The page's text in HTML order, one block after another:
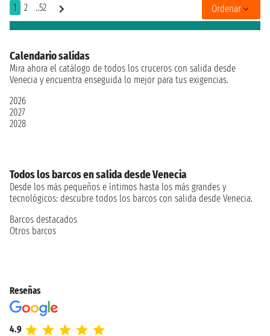
1 2 ..52 Ordenar
Calendario salidas
Mira ahora el catálogo de todos los cruceros con salida desde
Venecia y encuentra enseguida lo mejor para tus exigencias.
2026
2027
2028
Todos los barcos en salida desde Venecia
Desde los más pequeños e íntimos hasta los más grandes y
tecnológicos: descubre todos los barcos con salida desde Venecia.
Barcos destacados
Otros barcos
Reseñas
4.9